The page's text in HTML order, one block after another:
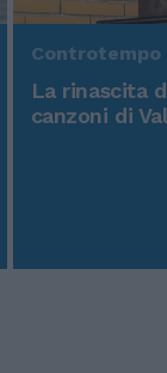
Controtempo
La rinascita
canzoni di